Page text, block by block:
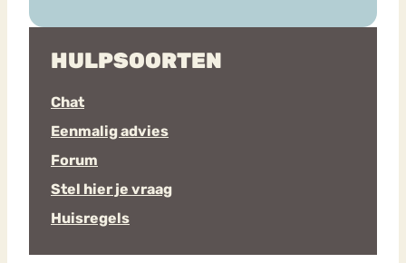
HULPSOORTEN
Chat
Eenmalig advies
Forum
Stel hier je vraag
Huisregels